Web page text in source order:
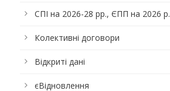
СПІ на 2026-28 рр., ЄПП на 2026 р.
Колективні договори
Відкриті дані
єВідновлення